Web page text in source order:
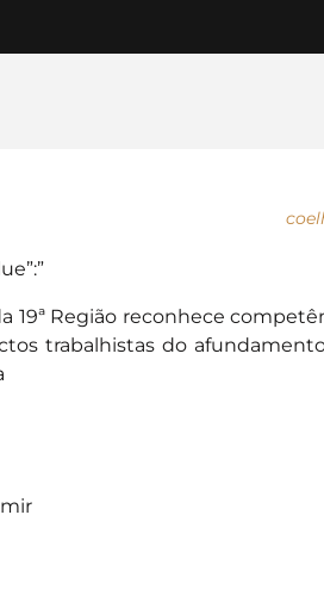
19ª Região reconhece
trabalhistas do